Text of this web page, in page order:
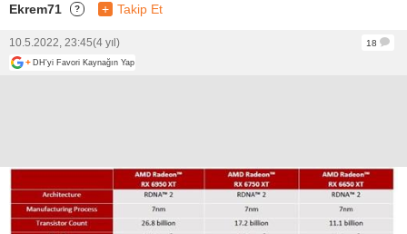
Ekrem71 ? + Takip Et
10.5.2022, 23:45(4 yıl)
18
+ DH'yi Favori Kaynağın Yap